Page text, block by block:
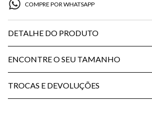
COMPRE POR WHATSAPP
DETALHE DO PRODUTO
ENCONTRE O SEU TAMANHO
TROCAS E DEVOLUÇÕES